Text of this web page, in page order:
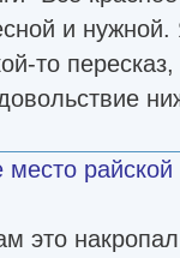
и
то
место райской
это